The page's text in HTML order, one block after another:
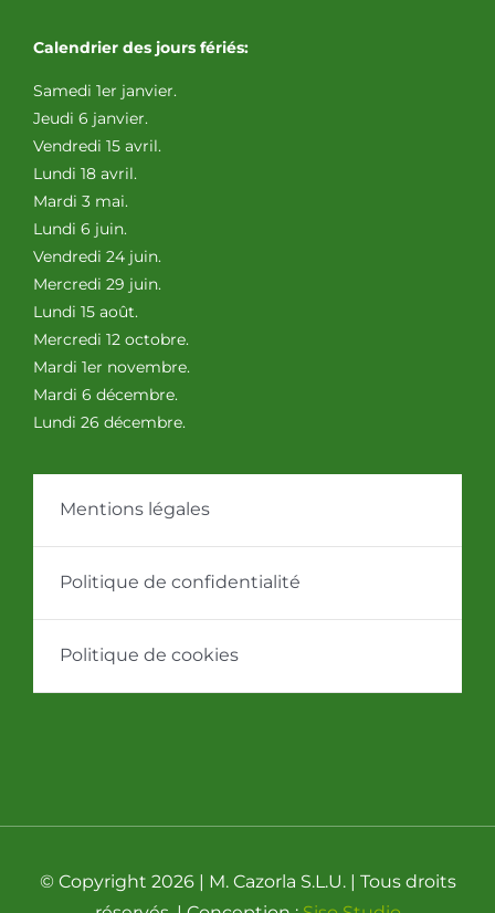
Calendrier des jours fériés:
Samedi 1er janvier.
Jeudi 6 janvier.
Vendredi 15 avril.
Lundi 18 avril.
Mardi 3 mai.
Lundi 6 juin.
Vendredi 24 juin.
Mercredi 29 juin.
Lundi 15 août.
Mercredi 12 octobre.
Mardi 1er novembre.
Mardi 6 décembre.
Lundi 26 décembre.
Mentions légales
Politique de confidentialité
Politique de cookies
© Copyright 2026 | M. Cazorla S.L.U. | Tous droits